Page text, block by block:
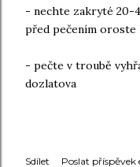
- nechte zakryté 20-
před pečením
- pečte v troubě
dozlatova
Sdílet
Poslat příspěvek